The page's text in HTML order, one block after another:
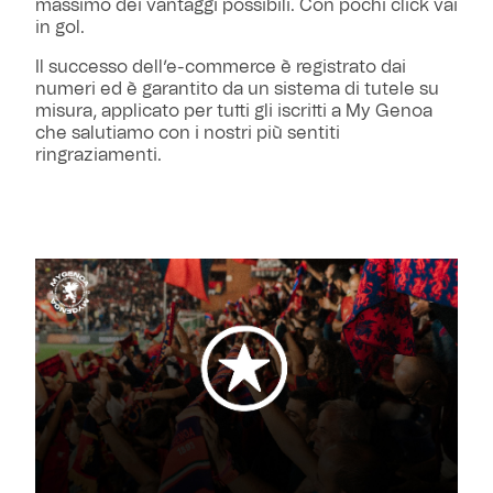
massimo dei vantaggi possibili. Con pochi click vai
in gol.
Il successo dell’e-commerce è registrato dai
numeri ed è garantito da un sistema di tutele su
misura, applicato per tutti gli iscritti a My Genoa
che salutiamo con i nostri più sentiti
ringraziamenti.